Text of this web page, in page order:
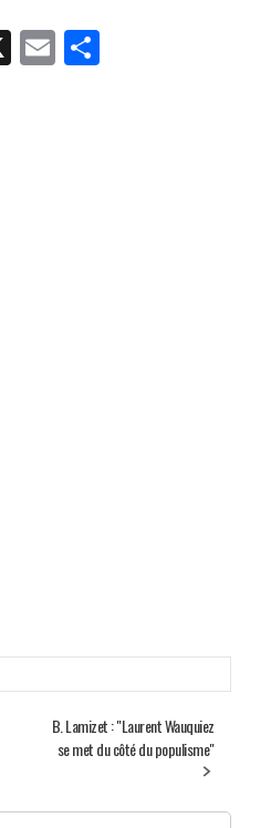
X E
m
Pa
rt
B. Lamizet : "Laurent Wauquiez
se met du côté du populisme"